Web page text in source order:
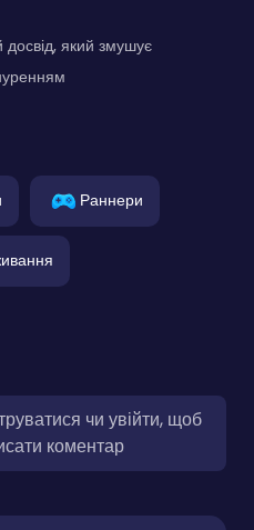
який змушує
Раннери
чи увійти, щоб
коментар